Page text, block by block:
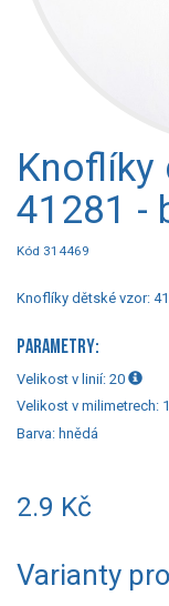
Knoflíky
41281 -
Kód 314469
Knoflíky dětské vzor:
PARAMETRY:
Velikost v linií: 20
Velikost v milimetrech:
Barva: hnědá
2.9 Kč
Varianty